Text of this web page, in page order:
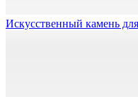
Искусственный камень